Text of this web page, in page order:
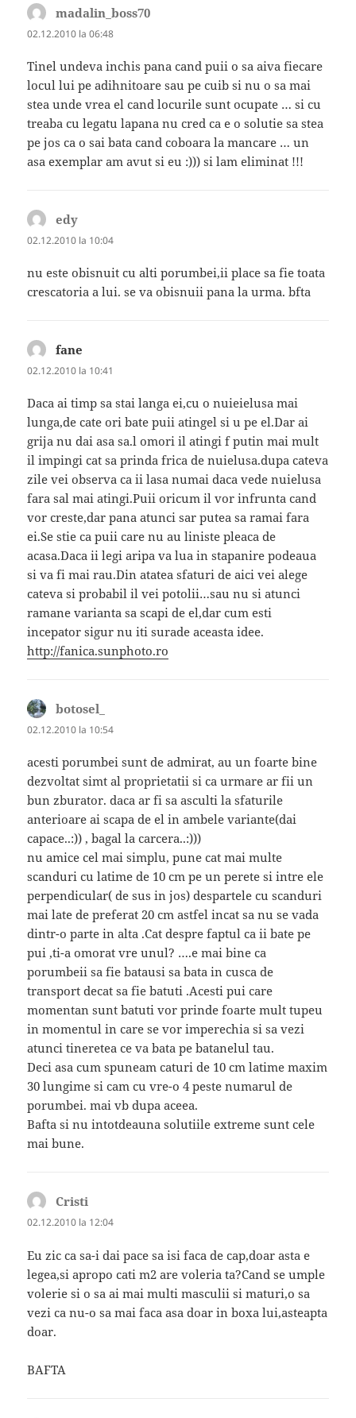
madalin_boss70
02.12.2010 la 06:48
Tinel undeva inchis pana cand puii o sa aiva fiecare
locul lui pe adihnitoare sau pe cuib si nu o sa mai
stea unde vrea el cand locurile sunt ocupate … si cu
treaba cu legatu lapana nu cred ca e o solutie sa stea
pe jos ca o sai bata cand coboara la mancare … un
asa exemplar am avut si eu :))) si lam eliminat !!!
edy
02.12.2010 la 10:04
nu este obisnuit cu alti porumbei,ii place sa fie toata
crescatoria a lui. se va obisnuii pana la urma. bfta
fane
02.12.2010 la 10:41
Daca ai timp sa stai langa ei,cu o nuieielusa mai
lunga,de cate ori bate puii atingel si u pe el.Dar ai
grija nu dai asa sa.l omori il atingi f putin mai mult
il impingi cat sa prinda frica de nuielusa.dupa cateva
zile vei observa ca ii lasa numai daca vede nuielusa
fara sal mai atingi.Puii oricum il vor infrunta cand
vor creste,dar pana atunci sar putea sa ramai fara
ei.Se stie ca puii care nu au liniste pleaca de
acasa.Daca ii legi aripa va lua in stapanire podeaua
si va fi mai rau.Din atatea sfaturi de aici vei alege
cateva si probabil il vei potolii…sau nu si atunci
ramane varianta sa scapi de el,dar cum esti
incepator sigur nu iti surade aceasta idee.
http://fanica.sunphoto.ro
botosel_
02.12.2010 la 10:54
acesti porumbei sunt de admirat, au un foarte bine
dezvoltat simt al proprietatii si ca urmare ar fii un
bun zburator. daca ar fi sa asculti la sfaturile
anterioare ai scapa de el in ambele variante(dai
capace..:)) , bagal la carcera..:)))
nu amice cel mai simplu, pune cat mai multe
scanduri cu latime de 10 cm pe un perete si intre ele
perpendicular( de sus in jos) despartele cu scanduri
mai late de preferat 20 cm astfel incat sa nu se vada
dintr-o parte in alta .Cat despre faptul ca ii bate pe
pui ,ti-a omorat vre unul? ….e mai bine ca
porumbeii sa fie batausi sa bata in cusca de
transport decat sa fie batuti .Acesti pui care
momentan sunt batuti vor prinde foarte mult tupeu
in momentul in care se vor imperechia si sa vezi
atunci tineretea ce va bata pe batanelul tau.
Deci asa cum spuneam caturi de 10 cm latime maxim
30 lungime si cam cu vre-o 4 peste numarul de
porumbei. mai vb dupa aceea.
Bafta si nu intotdeauna solutiile extreme sunt cele
mai bune.
Cristi
02.12.2010 la 12:04
Eu zic ca sa-i dai pace sa isi faca de cap,doar asta e
legea,si apropo cati m2 are voleria ta?Cand se umple
volerie si o sa ai mai multi masculii si maturi,o sa
vezi ca nu-o sa mai faca asa doar in boxa lui,asteapta
doar.
BAFTA